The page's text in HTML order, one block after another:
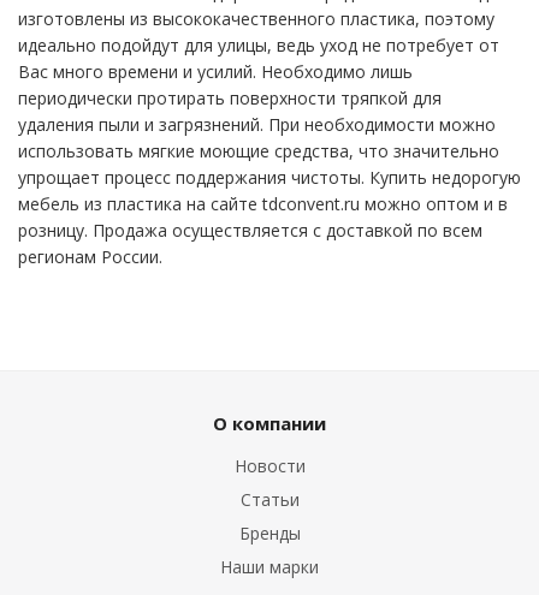
изготовлены из высококачественного пластика, поэтому
идеально подойдут для улицы, ведь уход не потребует от
Вас много времени и усилий. Необходимо лишь
периодически протирать поверхности тряпкой для
удаления пыли и загрязнений. При необходимости можно
использовать мягкие моющие средства, что значительно
упрощает процесс поддержания чистоты. Купить недорогую
мебель из пластика на сайте tdconvent.ru можно оптом и в
розницу. Продажа осуществляется с доставкой по всем
регионам России.
О компании
Новости
Статьи
Бренды
Наши марки